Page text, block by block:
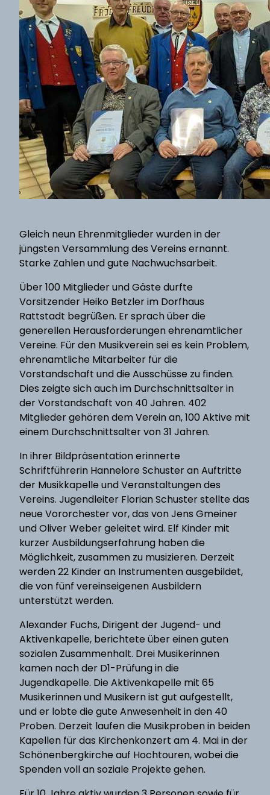
Gleich neun Ehrenmitglieder wurden in der
jüngsten Versammlung des Vereins ernannt.
Starke Zahlen und gute Nachwuchsarbeit.
Über 100 Mitglieder und Gäste durfte
Vorsitzender Heiko Betzler im Dorfhaus
Rattstadt begrüßen. Er sprach über die
generellen Herausforderungen ehrenamtlicher
Vereine. Für den Musikverein sei es kein Problem,
ehrenamtliche Mitarbeiter für die
Vorstandschaft und die Ausschüsse zu finden.
Dies zeigte sich auch im Durchschnittsalter in
der Vorstandschaft von 40 Jahren. 402
Mitglieder gehören dem Verein an, 100 Aktive mit
einem Durchschnittsalter von 31 Jahren.
In ihrer Bildpräsentation erinnerte
Schriftführerin Hannelore Schuster an Auftritte
der Musikkapelle und Veranstaltungen des
Vereins. Jugendleiter Florian Schuster stellte das
neue Vororchester vor, das von Jens Gmeiner
und Oliver Weber geleitet wird. Elf Kinder mit
kurzer Ausbildungserfahrung haben die
Möglichkeit, zusammen zu musizieren. Derzeit
werden 22 Kinder an Instrumenten ausgebildet,
die von fünf vereinseigenen Ausbildern
unterstützt werden.
Alexander Fuchs, Dirigent der Jugend- und
Aktivenkapelle, berichtete über einen guten
sozialen Zusammenhalt. Drei Musikerinnen
kamen nach der D1-Prüfung in die
Jugendkapelle. Die Aktivenkapelle mit 65
Musikerinnen und Musikern ist gut aufgestellt,
und er lobte die gute Anwesenheit in den 40
Proben. Derzeit laufen die Musikproben in beiden
Kapellen für das Kirchenkonzert am 4. Mai in der
Schönenbergkirche auf Hochtouren, wobei die
Spenden voll an soziale Projekte gehen.